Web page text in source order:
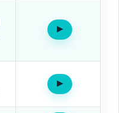
▶Oír
▶Oír